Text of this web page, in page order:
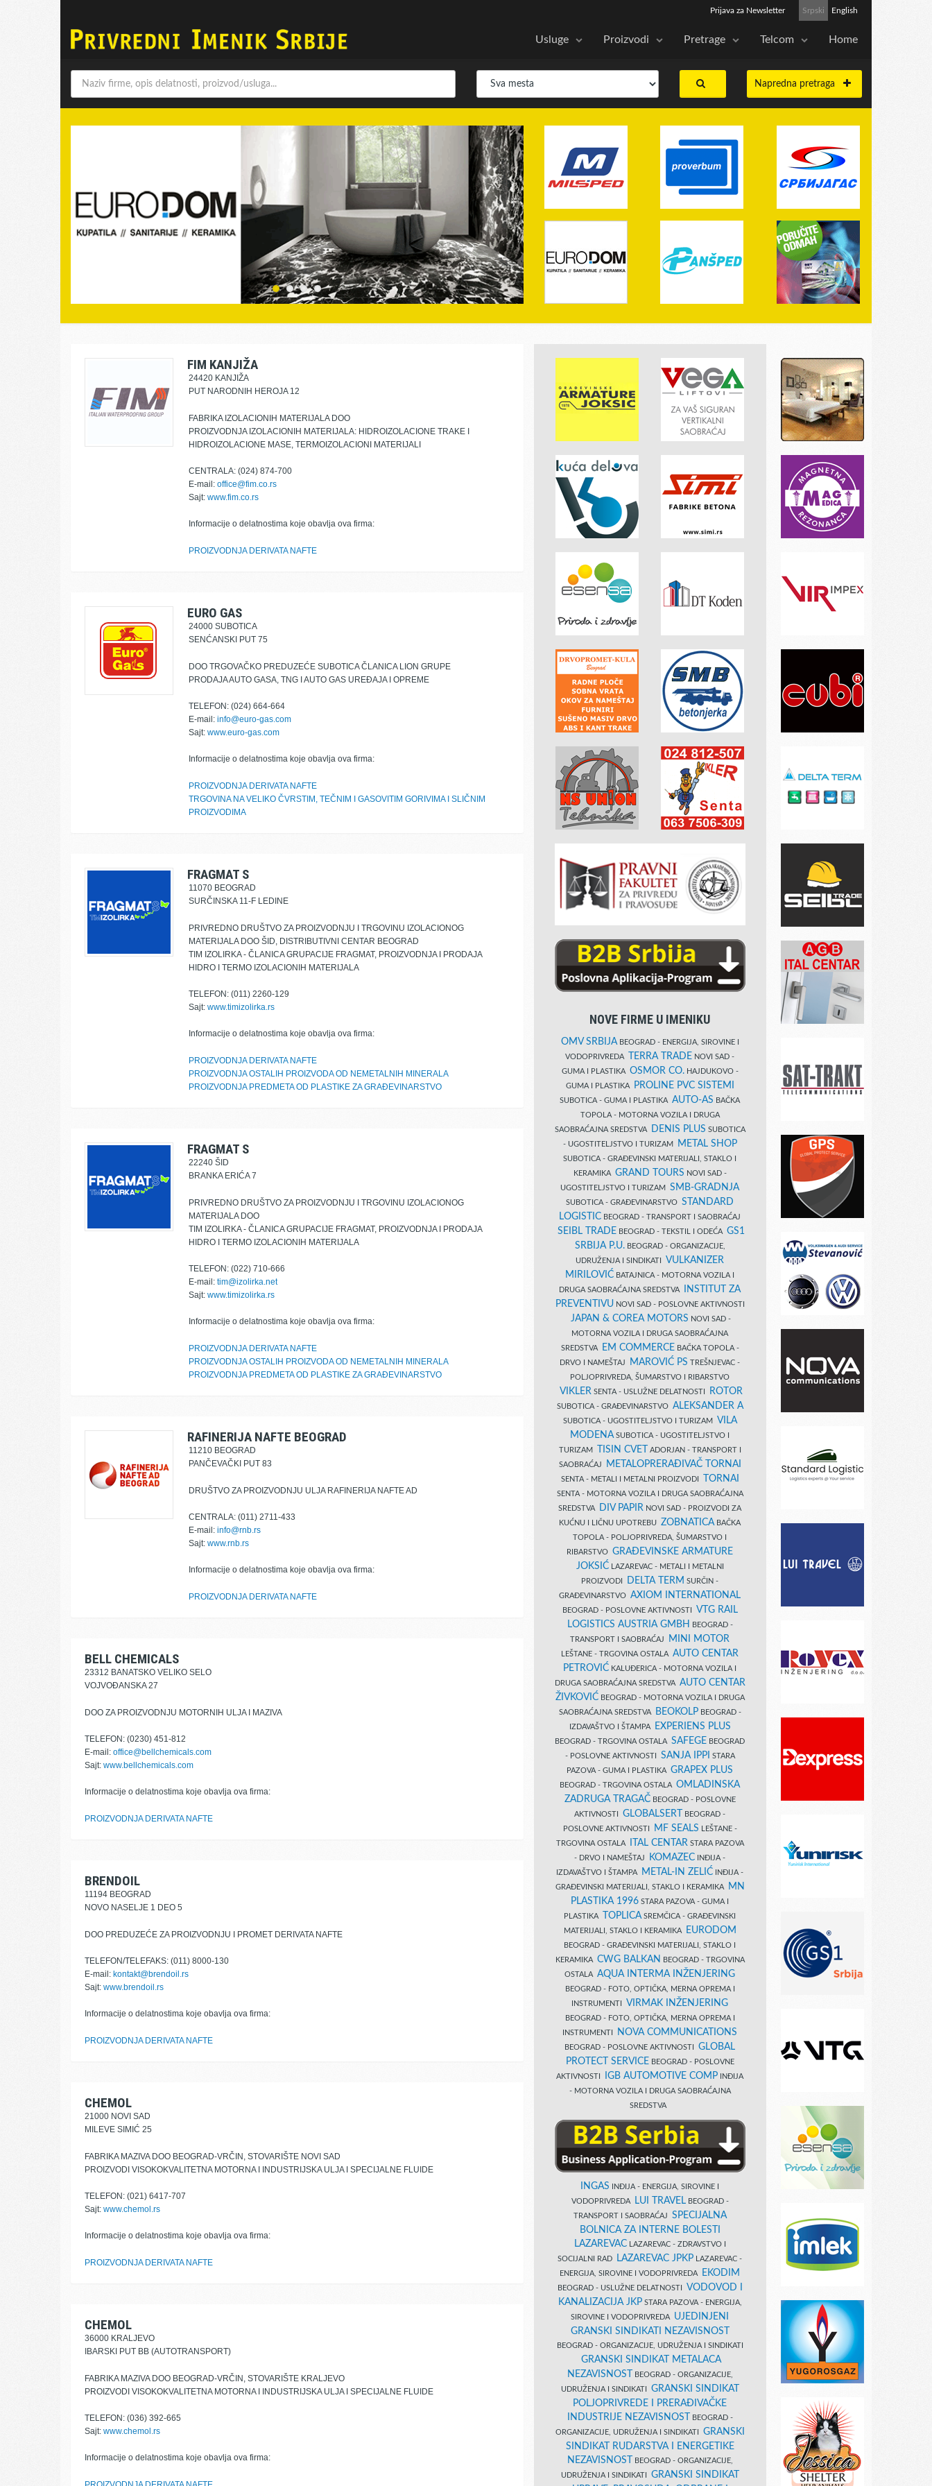
Srpski English
Prijava za Newsletter
Usluge Proizvodi Pretrage Telcom Home
Napredna pretraga
FIM KANJIŽA
24420 KANJIŽA
PUT NARODNIH HEROJA 12
FABRIKA IZOLACIONIH MATERIJALA DOO
PROIZVODNJA IZOLACIONIH MATERIJALA: HIDROIZOLACIONE TRAKE I
HIDROIZOLACIONE MASE, TERMOIZOLACIONI MATERIJALI
CENTRALA: (024) 874-700
E-mail: office@fim.co.rs
Sajt: www.fim.co.rs
Informacije o delatnostima koje obavlja ova firma:
PROIZVODNJA DERIVATA NAFTE
EURO GAS
24000 SUBOTICA
SENĆANSKI PUT 75
DOO TRGOVAČKO PREDUZEĆE SUBOTICA ČLANICA LION GRUPE
PRODAJA AUTO GASA, TNG I AUTO GAS UREĐAJA I OPREME
TELEFON: (024) 664-664
E-mail: info@euro-gas.com
Sajt: www.euro-gas.com
Informacije o delatnostima koje obavlja ova firma:
PROIZVODNJA DERIVATA NAFTE
TRGOVINA NA VELIKO ČVRSTIM, TEČNIM I GASOVITIM GORIVIMA I SLIČNIM
PROIZVODIMA
FRAGMAT S
11070 BEOGRAD
SURČINSKA 11-F LEDINE
PRIVREDNO DRUŠTVO ZA PROIZVODNJU I TRGOVINU IZOLACIONOG
MATERIJALA DOO ŠID, DISTRIBUTIVNI CENTAR BEOGRAD
TIM IZOLIRKA - ČLANICA GRUPACIJE FRAGMAT, PROIZVODNJA I PRODAJA
HIDRO I TERMO IZOLACIONIH MATERIJALA
TELEFON: (011) 2260-129
Sajt: www.timizolirka.rs
Informacije o delatnostima koje obavlja ova firma:
PROIZVODNJA DERIVATA NAFTE
PROIZVODNJA OSTALIH PROIZVODA OD NEMETALNIH MINERALA
PROIZVODNJA PREDMETA OD PLASTIKE ZA GRAĐEVINARSTVO
FRAGMAT S
22240 ŠID
BRANKA ERIĆA 7
PRIVREDNO DRUŠTVO ZA PROIZVODNJU I TRGOVINU IZOLACIONOG
MATERIJALA DOO
TIM IZOLIRKA - ČLANICA GRUPACIJE FRAGMAT, PROIZVODNJA I PRODAJA
HIDRO I TERMO IZOLACIONIH MATERIJALA
TELEFON: (022) 710-666
E-mail: tim@izolirka.net
Sajt: www.timizolirka.rs
Informacije o delatnostima koje obavlja ova firma:
PROIZVODNJA DERIVATA NAFTE
PROIZVODNJA OSTALIH PROIZVODA OD NEMETALNIH MINERALA
PROIZVODNJA PREDMETA OD PLASTIKE ZA GRAĐEVINARSTVO
RAFINERIJA NAFTE BEOGRAD
11210 BEOGRAD
PANČEVAČKI PUT 83
DRUŠTVO ZA PROIZVODNJU ULJA RAFINERIJA NAFTE AD
CENTRALA: (011) 2711-433
E-mail: info@rnb.rs
Sajt: www.rnb.rs
Informacije o delatnostima koje obavlja ova firma:
PROIZVODNJA DERIVATA NAFTE
BELL CHEMICALS
23312 BANATSKO VELIKO SELO
VOJVOĐANSKA 27
DOO ZA PROIZVODNJU MOTORNIH ULJA I MAZIVA
TELEFON: (0230) 451-812
E-mail: office@bellchemicals.com
Sajt: www.bellchemicals.com
Informacije o delatnostima koje obavlja ova firma:
PROIZVODNJA DERIVATA NAFTE
BRENDOIL
11194 BEOGRAD
NOVO NASELJE 1 DEO 5
DOO PREDUZEĆE ZA PROIZVODNJU I PROMET DERIVATA NAFTE
TELEFON/TELEFAKS: (011) 8000-130
E-mail: kontakt@brendoil.rs
Sajt: www.brendoil.rs
Informacije o delatnostima koje obavlja ova firma:
PROIZVODNJA DERIVATA NAFTE
CHEMOL
21000 NOVI SAD
MILEVE SIMIĆ 25
FABRIKA MAZIVA DOO BEOGRAD-VRČIN, STOVARIŠTE NOVI SAD
PROIZVODI VISOKOKVALITETNA MOTORNA I INDUSTRIJSKA ULJA I SPECIJALNE FLUIDE
TELEFON: (021) 6417-707
Sajt: www.chemol.rs
Informacije o delatnostima koje obavlja ova firma:
PROIZVODNJA DERIVATA NAFTE
CHEMOL
36000 KRALJEVO
IBARSKI PUT BB (AUTOTRANSPORT)
FABRIKA MAZIVA DOO BEOGRAD-VRČIN, STOVARIŠTE KRALJEVO
PROIZVODI VISOKOKVALITETNA MOTORNA I INDUSTRIJSKA ULJA I SPECIJALNE FLUIDE
TELEFON: (036) 392-665
Sajt: www.chemol.rs
Informacije o delatnostima koje obavlja ova firma:
NOVE FIRME U IMENIKU
OMV SRBIJABEOGRAD - ENERGIJA, SIROVINE I
VODOPRIVREDA
TERRA TRADE NOVI SAD -
GUMA I PLASTIKA OSMOR CO.HAJDUKOVO -
GUMA I PLASTIKA
PROLINE PVC SISTEMI
SUBOTICA - GUMA I PLASTIKA AUTO-AS BAČKA
TOPOLA - MOTORNA VOZILA I DRUGA
SAOBRAĆAJNA SREDSTVA
DENIS PLUS SUBOTICA
- UGOSTITELJSTVO I TURIZAM
METAL SHOP
SUBOTICA - GRAĐEVINSKI MATERIJALI, STAKLO I
KERAMIKA GRAND TOURS NOVI SAD -
UGOSTITELJSTVO I TURIZAM SMB-GRADNJA
SUBOTICA - GRAĐEVINARSTVO STANDARD
LOGISTIC BEOGRAD - TRANSPORT I SAOBRAĆAJ
SEIBL TRADE BEOGRAD - TEKSTIL I ODEĆA GS1
SRBIJA P.U.BEOGRAD - ORGANIZACIJE,
UDRUŽENJA I SINDIKATI VULKANIZER
MIRILOVIĆ BATAJNICA - MOTORNA VOZILA I
DRUGA SAOBRAĆAJNA SREDSTVA
INSTITUT ZA
PREVENTIVUNOVI SAD - POSLOVNE AKTIVNOSTI
JAPAN & COREA MOTORS NOVI SAD -
MOTORNA VOZILA I DRUGA SAOBRAĆAJNA
SREDSTVA
EM COMMERCE BAČKA TOPOLA -
DRVO I NAMEŠTAJ
MAROVIĆ PS TREŠNJEVAC -
POLJOPRIVREDA, ŠUMARSTVO I RIBARSTVO
VIKLER SENTA - USLUŽNE DELATNOSTI ROTOR
SUBOTICA - GRAĐEVINARSTVO ALEKSANDER A
SUBOTICA - UGOSTITELJSTVO I TURIZAM VILA
MODENA SUBOTICA - UGOSTITELJSTVO I
TURIZAM
TISIN CVET
ADORJAN - TRANSPORT I
SAOBRAĆAJ
METALOPRERAĐIVAČ TORNAI
SENTA - METALI I METALNI PROIZVODI TORNAI
SENTA - MOTORNA VOZILA I DRUGA SAOBRAĆAJNA
SREDSTVA
DIV PAPIR NOVI SAD - PROIZVODI ZA
KUĆNU I LIČNU UPOTREBU ZOBNATICA BAČKA
TOPOLA - POLJOPRIVREDA, ŠUMARSTVO I
RIBARSTVO GRAĐEVINSKE ARMATURE
JOKSIĆLAZAREVAC - METALI I METALNI
PROIZVODI
DELTA TERM SURČIN -
GRAĐEVINARSTVO AXIOM INTERNATIONAL
BEOGRAD - POSLOVNE AKTIVNOSTI VTG RAIL
LOGISTICS AUSTRIA GMBH
BEOGRAD -
TRANSPORT I SAOBRAĆAJ
MINI MOTOR
LEŠTANE - TRGOVINA OSTALA AUTO CENTAR
PETROVIĆ KALUĐERICA - MOTORNA VOZILA I
DRUGA SAOBRAĆAJNA SREDSTVA AUTO CENTAR
ŽIVKOVIĆBEOGRAD - MOTORNA VOZILA I DRUGA
SAOBRAĆAJNA SREDSTVA
BEOKOLPBEOGRAD -
IZDAVAŠTVO I ŠTAMPA
EXPERIENS PLUS
BEOGRAD - TRGOVINA OSTALA SAFEGE BEOGRAD
- POSLOVNE AKTIVNOSTI SANJA IPPI
STARA
PAZOVA - GUMA I PLASTIKA GRAPEX PLUS
BEOGRAD - TRGOVINA OSTALA OMLADINSKA
ZADRUGA TRAGAČBEOGRAD - POSLOVNE
AKTIVNOSTI GLOBALSERT
BEOGRAD -
POSLOVNE AKTIVNOSTI
MF SEALS LEŠTANE -
TRGOVINA OSTALA
ITAL CENTAR STARA PAZOVA
- DRVO I NAMEŠTAJ
KOMAZEC INĐIJA -
IZDAVAŠTVO I ŠTAMPA
METAL-IN ZELIĆ INĐIJA -
GRAĐEVINSKI MATERIJALI, STAKLO I KERAMIKA
MN
PLASTIKA 1996 STARA PAZOVA - GUMA I
PLASTIKA
TOPLICA SREMČICA - GRAĐEVINSKI
MATERIJALI, STAKLO I KERAMIKA
EURODOM
BEOGRAD - GRAĐEVINSKI MATERIJALI, STAKLO I
KERAMIKA CWG BALKAN
BEOGRAD - TRGOVINA
OSTALA AQUA INTERMA INŽENJERING
BEOGRAD - FOTO, OPTIČKA, MERNA OPREMA I
INSTRUMENTI VIRMAK INŽENJERING
BEOGRAD - FOTO, OPTIČKA, MERNA OPREMA I
INSTRUMENTI
NOVA COMMUNICATIONS
BEOGRAD - POSLOVNE AKTIVNOSTI GLOBAL
PROTECT SERVICE BEOGRAD - POSLOVNE
AKTIVNOSTI
IGB AUTOMOTIVE COMP INĐIJA
- MOTORNA VOZILA I DRUGA SAOBRAĆAJNA
SREDSTVA
INGAS INĐIJA - ENERGIJA, SIROVINE I
VODOPRIVREDA
LUI TRAVELBEOGRAD -
TRANSPORT I SAOBRAĆAJ SPECIJALNA
BOLNICA ZA INTERNE BOLESTI
LAZAREVACLAZAREVAC - ZDRAVSTVO I
SOCIJALNI RAD
LAZAREVAC JPKP LAZAREVAC -
ENERGIJA, SIROVINE I VODOPRIVREDA
EKODIM
BEOGRAD - USLUŽNE DELATNOSTI VODOVOD I
KANALIZACIJA JKPSTARA PAZOVA - ENERGIJA,
SIROVINE I VODOPRIVREDA UJEDINJENI
GRANSKI SINDIKATI NEZAVISNOST
BEOGRAD - ORGANIZACIJE, UDRUŽENJA I SINDIKATI
GRANSKI SINDIKAT METALACA
NEZAVISNOST
BEOGRAD - ORGANIZACIJE,
UDRUŽENJA I SINDIKATI GRANSKI SINDIKAT
POLJOPRIVREDE I PRERAĐIVAČKE
INDUSTRIJE NEZAVISNOST
BEOGRAD -
ORGANIZACIJE, UDRUŽENJA I SINDIKATI GRANSKI
SINDIKAT RUDARSTVA I ENERGETIKE
NEZAVISNOST
BEOGRAD - ORGANIZACIJE,
UDRUŽENJA I SINDIKATI GRANSKI SINDIKAT